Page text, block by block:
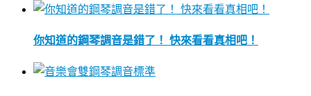
你知道的鋼琴調音是錯了！ 快來看看真相吧！